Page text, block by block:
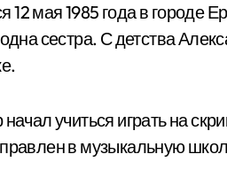
мая 1985 года в городе
сестра. С детства
учиться играть на
в музыкальную